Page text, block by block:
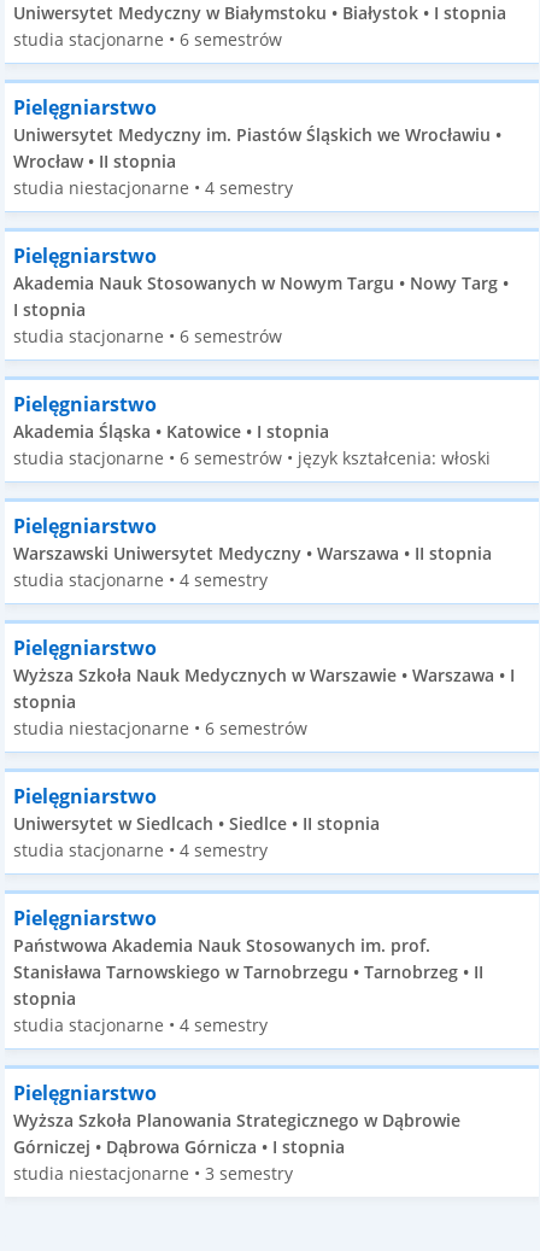
Uniwersytet Medyczny w Białymstoku • Białystok • I stopnia
studia stacjonarne • 6 semestrów
Pielęgniarstwo
Uniwersytet Medyczny im. Piastów Śląskich we Wrocławiu •
Wrocław • II stopnia
studia niestacjonarne • 4 semestry
Pielęgniarstwo
Akademia Nauk Stosowanych w Nowym Targu • Nowy Targ •
I stopnia
studia stacjonarne • 6 semestrów
Pielęgniarstwo
Akademia Śląska • Katowice • I stopnia
studia stacjonarne • 6 semestrów • język kształcenia: włoski
Pielęgniarstwo
Warszawski Uniwersytet Medyczny • Warszawa • II stopnia
studia stacjonarne • 4 semestry
Pielęgniarstwo
Wyższa Szkoła Nauk Medycznych w Warszawie • Warszawa • I
stopnia
studia niestacjonarne • 6 semestrów
Pielęgniarstwo
Uniwersytet w Siedlcach • Siedlce • II stopnia
studia stacjonarne • 4 semestry
Pielęgniarstwo
Państwowa Akademia Nauk Stosowanych im. prof.
Stanisława Tarnowskiego w Tarnobrzegu • Tarnobrzeg • II
stopnia
studia stacjonarne • 4 semestry
Pielęgniarstwo
Wyższa Szkoła Planowania Strategicznego w Dąbrowie
Górniczej • Dąbrowa Górnicza • I stopnia
studia niestacjonarne • 3 semestry